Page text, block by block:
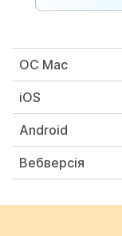
ОС Mac
iOS
Android
Вебверсія